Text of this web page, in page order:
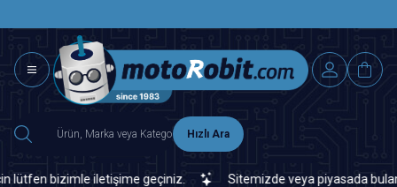
Hızlı Ara
bizimle iletişime geçiniz. Sitemizde veya piyasada